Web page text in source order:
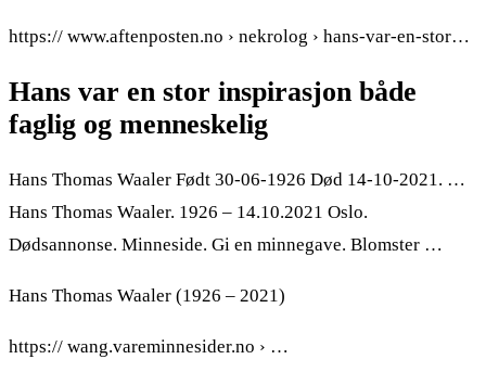
https:// www.aftenposten.no › nekrolog › hans-var-en-stor…
Hans var en stor inspirasjon både
faglig og menneskelig
Hans Thomas Waaler Født 30-06-1926 Død 14-10-2021. …
Hans Thomas Waaler. 1926 – 14.10.2021 Oslo.
Dødsannonse. Minneside. Gi en minnegave. Blomster …
Hans Thomas Waaler (1926 – 2021)
https:// wang.vareminnesider.no › …